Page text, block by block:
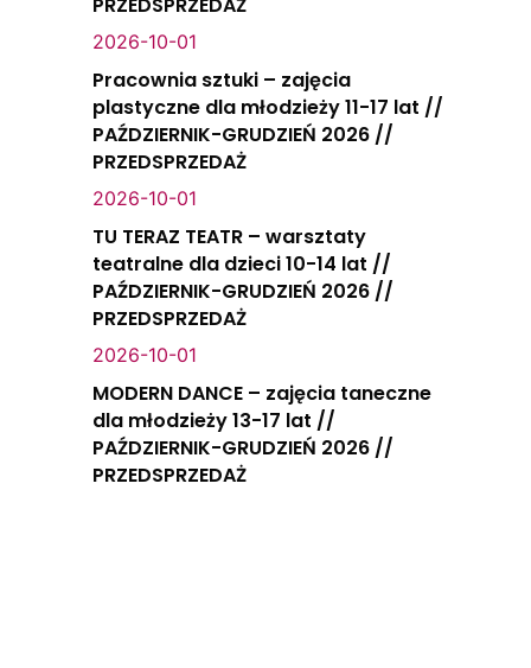
2026-10-01
Pracownia sztuki – zajęcia
plastyczne dla młodzieży 11-17 lat //
PAŹDZIERNIK-GRUDZIEŃ 2026 //
PRZEDSPRZEDAŻ
2026-10-01
TU TERAZ TEATR – warsztaty
teatralne dla dzieci 10-14 lat //
PAŹDZIERNIK-GRUDZIEŃ 2026 //
PRZEDSPRZEDAŻ
2026-10-01
MODERN DANCE – zajęcia taneczne
dla młodzieży 13-17 lat //
PAŹDZIERNIK-GRUDZIEŃ 2026 //
PRZEDSPRZEDAŻ